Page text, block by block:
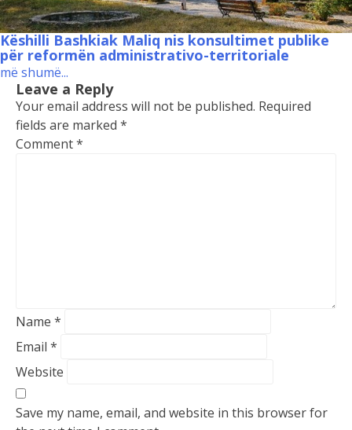
Këshilli Bashkiak Maliq nis konsultimet publike
për reformën administrativo-territoriale
më shumë...
Leave a Reply
Your email address will not be published.
fields are marked
Comment*
Email *
Website
the next time I comment.
Notify me of follow-up comments by email.